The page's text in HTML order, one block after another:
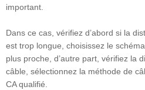
important.
Dans ce cas, vérifiez d’abord si la
est trop longue, choisissez le
plus proche, d’autre part, vérifiez la
câble, sélectionnez la méthode de
CA qualifié.